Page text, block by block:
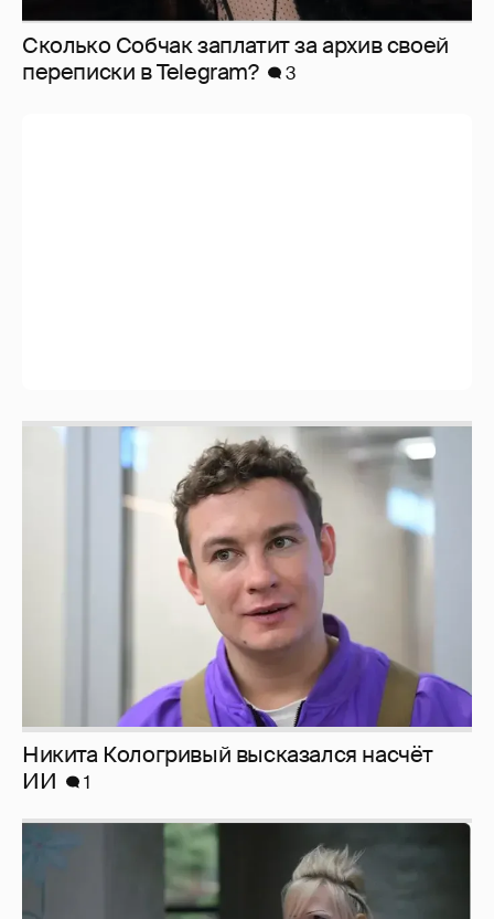
Сколько Собчак заплатит за архив своей
перeписки в Telegram?
3
Никита Кологривый высказался насчёт
Певица Глюкоза рассказала о съёмках для
эротического журнала
3